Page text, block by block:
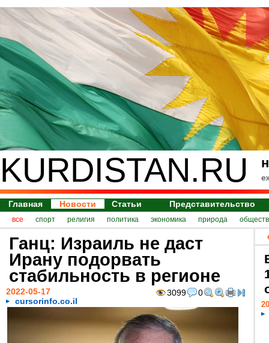
KURDISTAN.RU
Главная Новости Статьи Представительство
все спорт религия политика экономика природа
Ганц: Израиль не даст
Ирану подорвать
стабильность в регионе
3099 0
2022-05-17
cursorinfo.co.il